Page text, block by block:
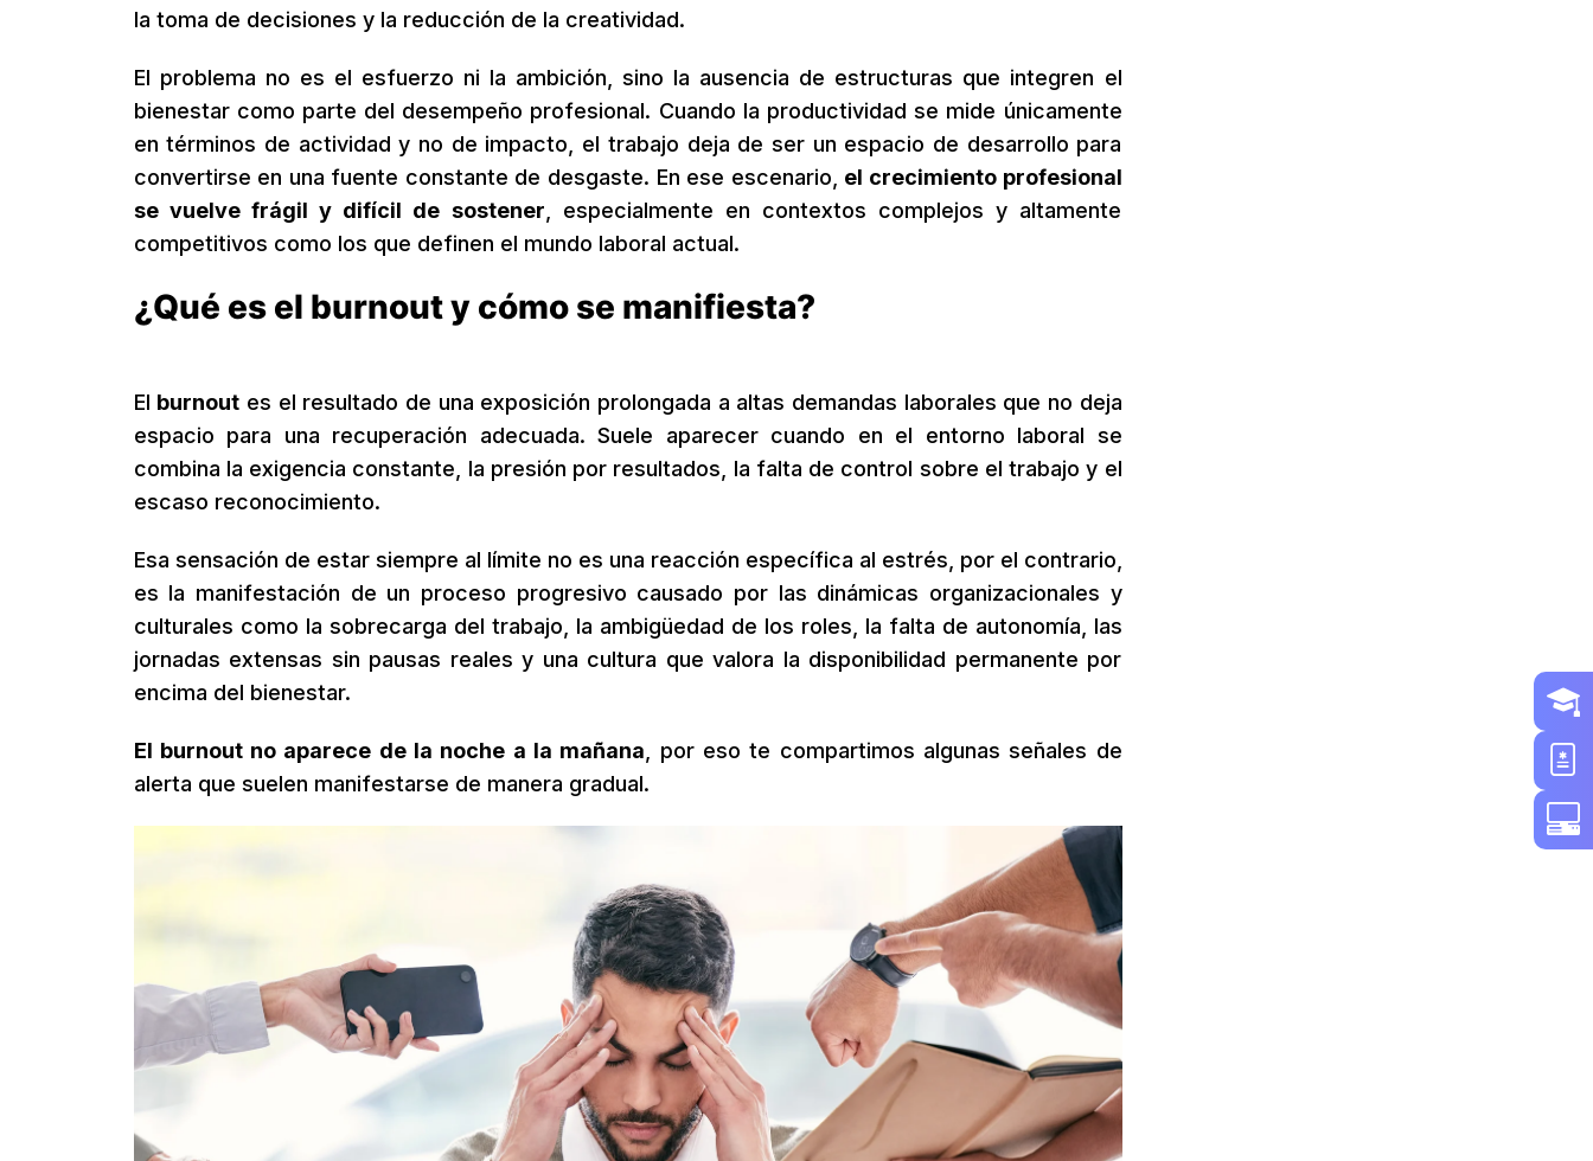
la toma de decisiones y la reducción de la creatividad.
El problema no es el esfuerzo ni la ambición, sino la ausencia de estructuras que integren el
bienestar como parte del desempeño profesional. Cuando la productividad se mide únicamente
en términos de actividad y no de impacto, el trabajo deja de ser un espacio de desarrollo para
convertirse en una fuente constante de desgaste. En ese escenario, el crecimiento profesional
se vuelve frágil y difícil de sostener , especialmente en contextos complejos y altamente
competitivos como los que definen el mundo laboral actual.
¿Qué es el burnout y cómo se manifiesta?
El burnout es el resultado de una exposición prolongada a altas demandas laborales que no deja
espacio para una recuperación adecuada. Suele aparecer cuando en el entorno laboral se
combina la exigencia constante, la presión por resultados, la falta de control sobre el trabajo y el
escaso reconocimiento.
Esa sensación de estar siempre al límite no es una reacción específica al estrés, por el contrario,
es la manifestación de un proceso progresivo causado por las dinámicas organizacionales y
culturales como la sobrecarga del trabajo, la ambigüedad de los roles, la falta de autonomía, las
jornadas extensas sin pausas reales y una cultura que valora la disponibilidad permanente por
encima del bienestar.
El burnout no aparece de la noche a la mañana , por eso te compartimos algunas señales de
alerta que suelen manifestarse de manera gradual.